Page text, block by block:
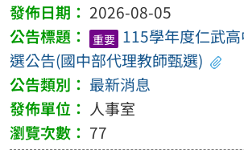
2026-08-05
重要 115學年度仁武
選公告(國中部代理教師甄選)
最新消息
人事室
77